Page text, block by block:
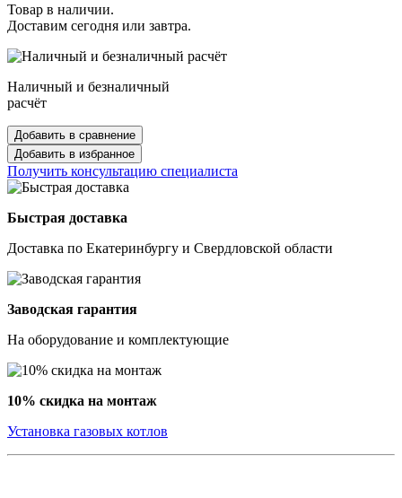
Товар в наличии.
Доставим сегодня или завтра.
Наличный и безналичный
расчёт
Добавить в сравнение
Добавить в избранное
Получить консультацию специалиста
Быстрая доставка
Доставка по Екатеринбургу и Свердловской области
Заводская гарантия
На оборудование и комплектующие
10% скидка на монтаж
Установка газовых котлов